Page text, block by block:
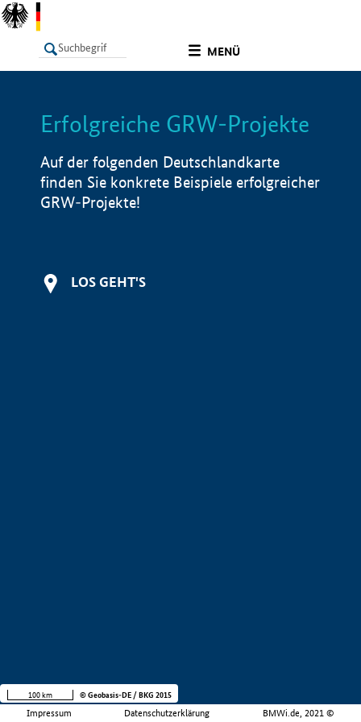
MENÜ
LISTE Info
Erfolgreiche GRW-Projekte
Auf der folgenden Deutschlandkarte
finden Sie konkrete Beispiele erfolgreicher
GRW-Projekte!
LOS GEHT'S
Impressum Datenschutzerklärung BMWi.de, 2021 ©
100 km © Geobasis-DE / BKG 2015